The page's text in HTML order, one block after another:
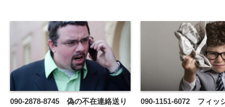
090-2878-8745 偽の不在連絡送り
090-1151-6072 フィッ